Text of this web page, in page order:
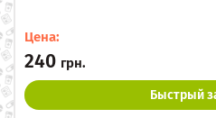
Цена:
240 грн.
Быстрый